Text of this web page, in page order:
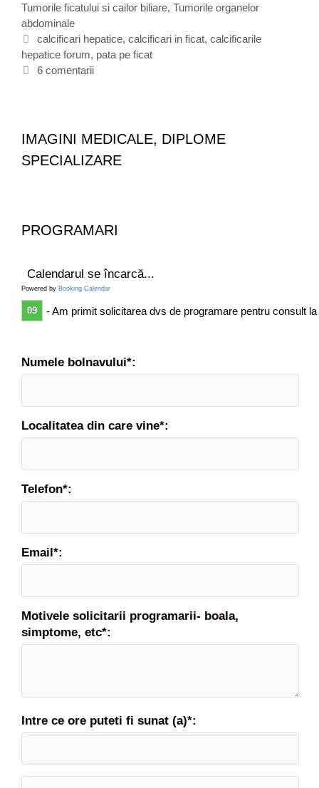
i
i
c
e
i
c
-
n
d
i
i
f
a
t
e
g
o
Tumorile ficatului si cailor biliare, Tumorile organelor
abdominale
E
t
i
calcificari hepatice, calcificari in ficat, calcificarile
hepatice forum, pata pe ficat
6 comentarii
IMAGINI MEDICALE, DIPLOME
SPECIALIZARE
PROGRAMARI
Calendarul se încarcă...
Powered by Booking Calendar
09 - Am primit solicitarea dvs de programare pentru consult
Numele bolnavului*:
Localitatea din care vine*:
Telefon*:
Email*:
Motivele solicitarii programarii- boala,
simptome, etc*:
Intre ce ore puteti fi sunat (a)*: